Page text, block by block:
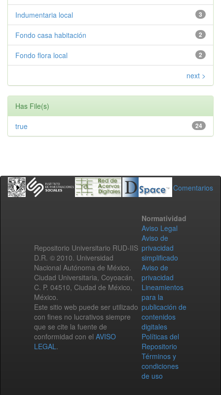
3
Indumentaria local
2
Fondo casa habitación
2
Fondo flora local
next >
Has File(s)
24
true
Comentarios
Repositorio Universitario RUD-IIS
D.R. © 2010. Universidad
Nacional Autónoma de México.
Ciudad Universitaria, Coyoacán,
C. P. 04510, Ciudad de México,
México.
Este sitio web puede ser utilizado
con fines no lucrativos siempre
que se cite la fuente de
conformidad con el AVISO
LEGAL.
Normatividad
Aviso Legal
Aviso de
privacidad
simplificado
Aviso de
privacidad
Lineamientos
para la
publicación de
contenidos
digitales
Políticas del
Repositorio
Términos y
condiciones
de uso